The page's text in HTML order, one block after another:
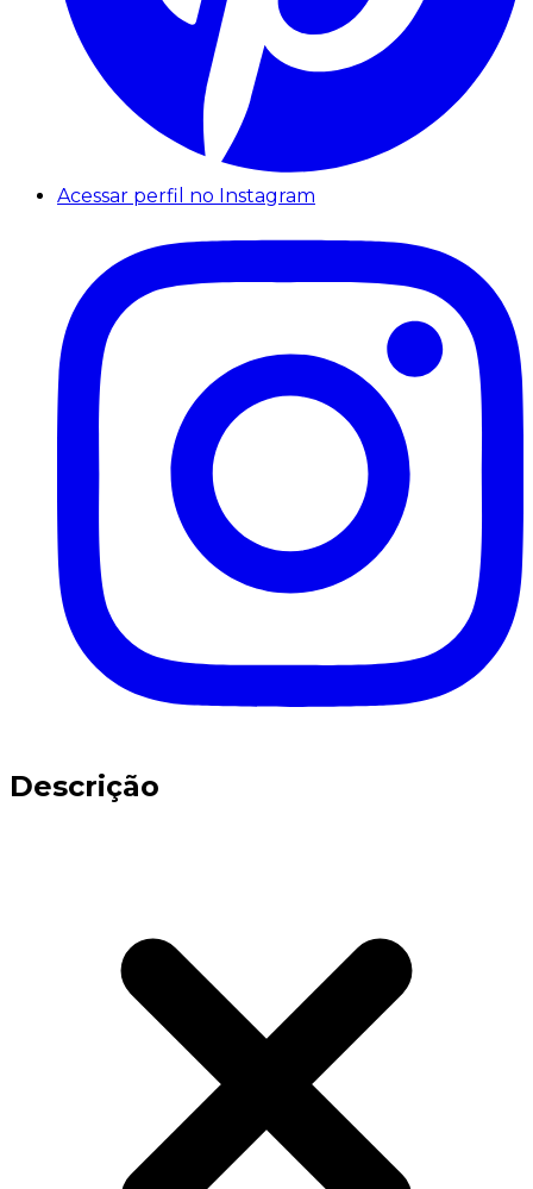
Acessar perfil no Instagram
Descrição